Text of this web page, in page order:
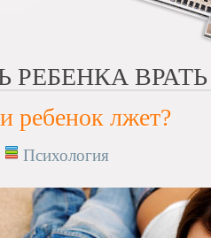
РЕБЕНКА ВРАТЬ
ребенок лжет?
Психология